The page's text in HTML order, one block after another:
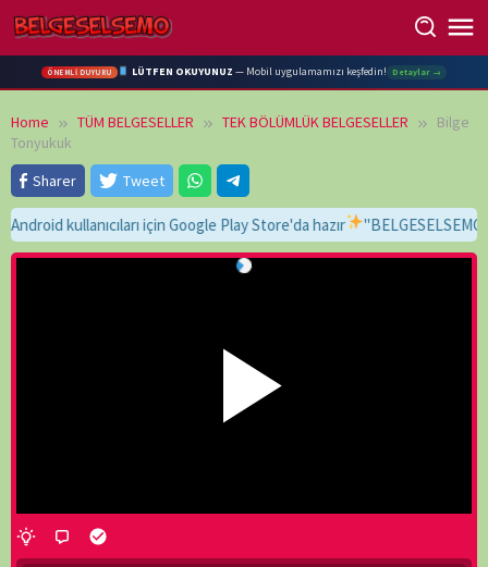
Skip
to
content
ÖNEMLİ DUYURU LÜTFEN OKUYUNUZ — Mobil uygulamamızı keşfedin! Detaylar →
Home TÜM BELGESELLER TEK BÖLÜMLÜK BELGESELLER
Bilge
Tonyukuk
Sharer
Tweet
kullanıcıları için Google Play Store'da hazır "BELGESELSEMO"